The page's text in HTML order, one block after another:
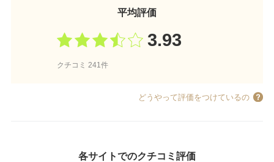
平均評価
3.93
クチコミ 241件
どうやって評価をつけているの
各サイトでのクチコミ評価